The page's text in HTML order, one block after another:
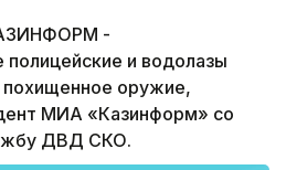
-
полицейские и водолазы
похищенное оружие,
МИА «Казинформ» со
ДВД СКО.